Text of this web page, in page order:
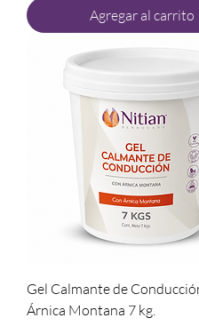
Agregar al carrito
Gel Calmante de
Árnica Montana 7 kg.